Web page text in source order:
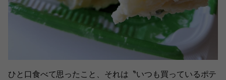
ひと口食べて思ったこと、それは〝いつも買っているポテ